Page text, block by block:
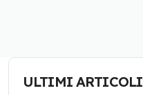
ULTIMI ARTICOLI